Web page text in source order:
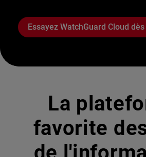
Essayez WatchGuard Cloud
La
favorite